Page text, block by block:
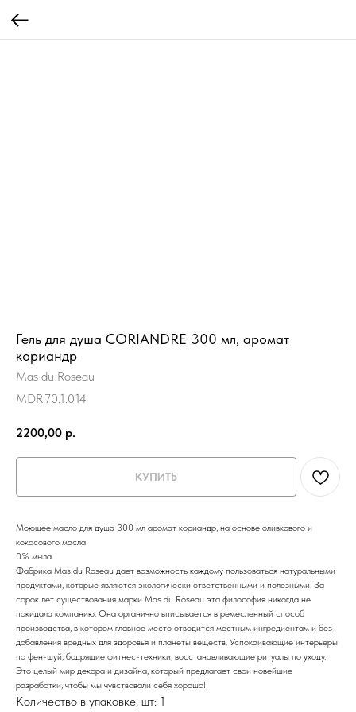
Гель для душа CORIANDRE 300 мл, аромат
кориандр
Mas du Roseau
MDR.70.1.014
2200,00 р.
КУПИТЬ
Моющее масло для душа 300 мл аромат кориандр, на основе оливкового и
кокосового масла
0% мыла
Фабрика Mas du Roseau дает возможность каждому пользоваться натуральными
продуктами, которые являются экологически ответственными и полезными. За
сорок лет существования марки Mas du Roseau эта философия никогда не
покидала компанию. Она органично вписывается в ремесленный способ
производства, в котором главное место отводится местным ингредиентам и без
добавления вредных для здоровья и планеты веществ. Успокаивающие интерьеры
по фен-шуй, бодрящие фитнес-техники, восстанавливающие ритуалы по уходу.
Это целый мир декора и дизайна, который предлагает свои новейшие
разработки, чтобы мы чувствовали себя хорошо!
Количество в упаковке, шт: 1